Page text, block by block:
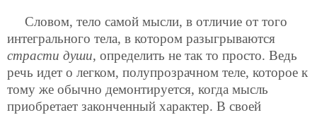
Словом, тело самой мысли, в отличие от того
интегрального тела, в котором разыгрываются
страсти души, определить не так то просто. Ведь
речь идет о легком, полупрозрачном теле, которое к
тому же обычно демонтируется, когда мысль
приобретает законченный характер. В своей